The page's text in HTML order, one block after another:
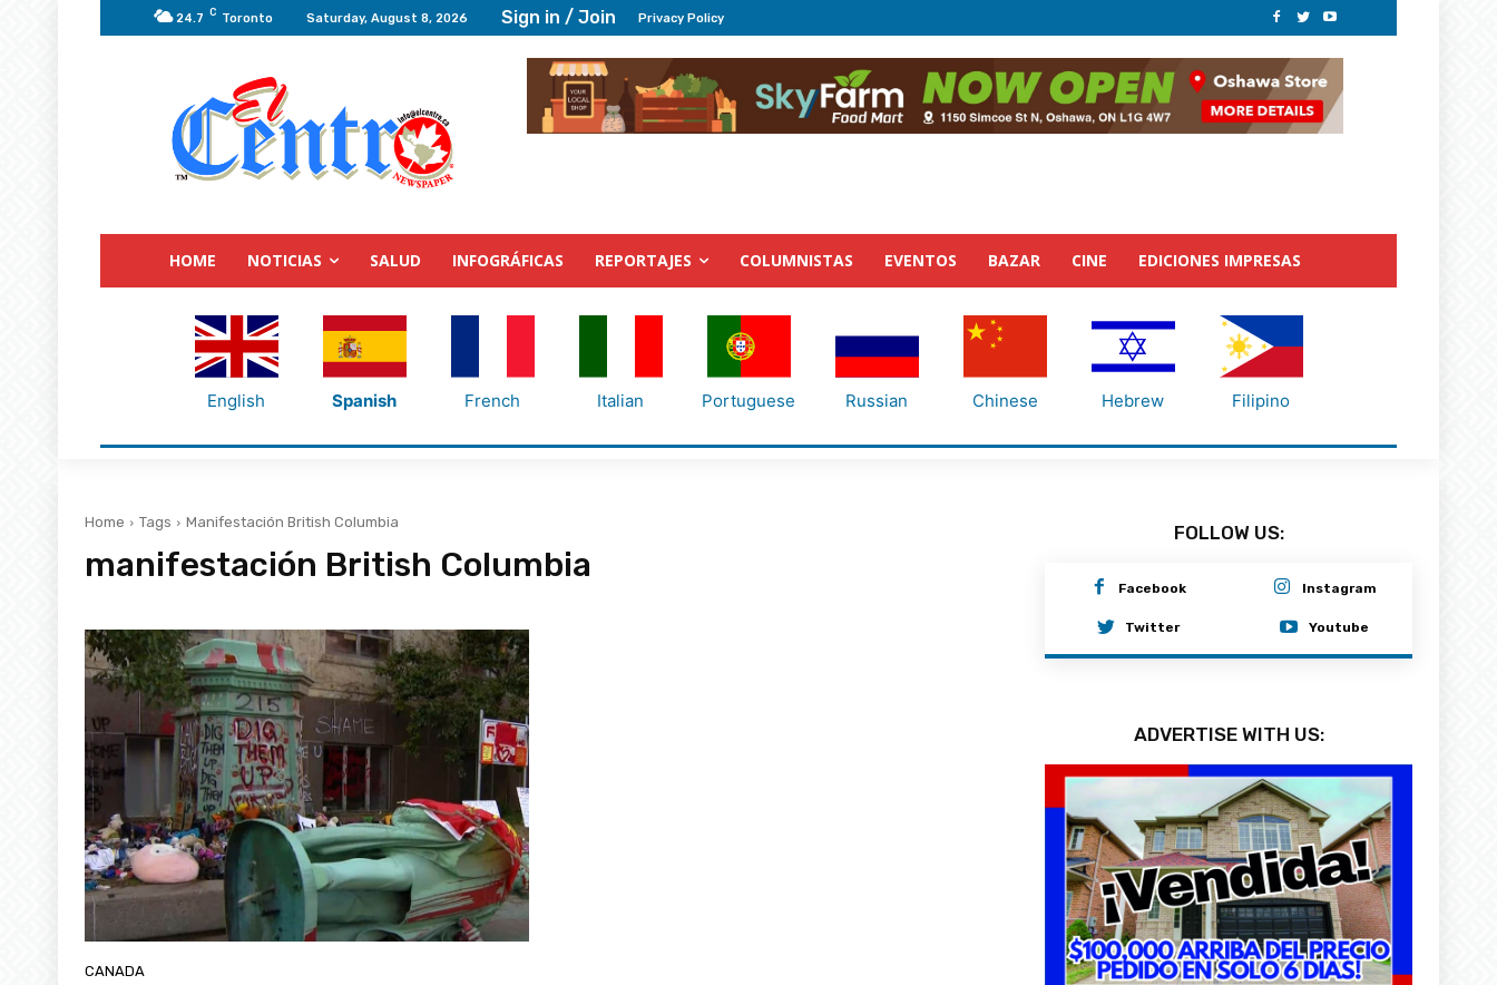
24.7 C Toronto Saturday, August 8, 2026 Sign in / Join Privacy Policy
HOME NOTICIAS SALUD INFOGRÁFICAS REPORTAJES COLUMNISTAS EVENTOS BAZAR CINE EDICIONES IMPRESAS
English Spanish French Italian Portuguese Russian Chinese Hebrew Filipino
Home Tags Manifestación British Columbia
manifestación British Columbia
CANADA
FOLLOW US:
Facebook Instagram
Twitter Youtube
ADVERTISE WITH US: